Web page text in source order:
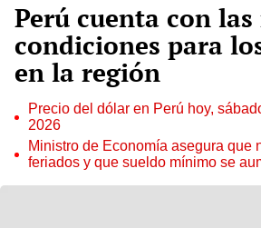
Perú cuenta con
condiciones para
en la región
Precio del dólar en Perú hoy,
2026
Ministro de Economía asegura que
feriados y que sueldo mínimo se